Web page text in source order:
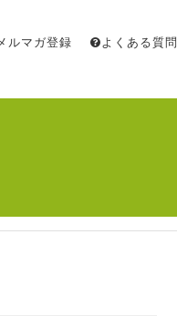
ルマガ登録 よくある質問